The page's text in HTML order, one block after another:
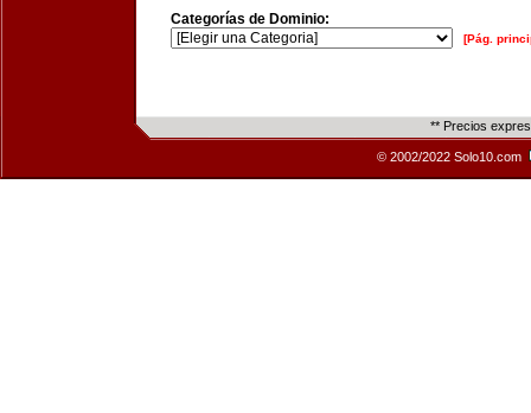
Categorías de Dominio:
[Pág.
** Precios
© 2002/2022 Solo10.com